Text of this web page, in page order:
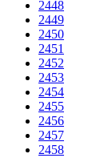
2448
2449
2450
2451
2452
2453
2454
2455
2456
2457
2458